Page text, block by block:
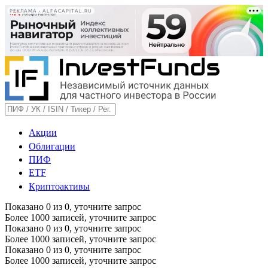
РЕКЛАМА • ALFACAPITAL.RU
Акции
Облигации
ПИФ
ETF
Криптоактивы
Показано 0 из 0, уточните запрос
Более 1000 записей, уточните запрос
Показано 0 из 0, уточните запрос
Более 1000 записей, уточните запрос
Показано 0 из 0, уточните запрос
Более 1000 записей, уточните запрос